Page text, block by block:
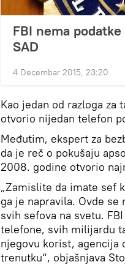
FBI nema
SAD
4 Decembar 2015, 23:20
Kao jedan od razloga za
otvorio nijedan telefon
Međutim, ekspert za
da je reč o pokušaju
2008. godine otvorio
„Zamislite da imate sef
ga je napravila. Ovde
svih sefova na svetu.
telefone, svih milijardu
njegovu korist, agencija
trenutku“, objašnjava